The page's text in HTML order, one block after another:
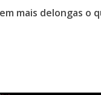
mais delongas